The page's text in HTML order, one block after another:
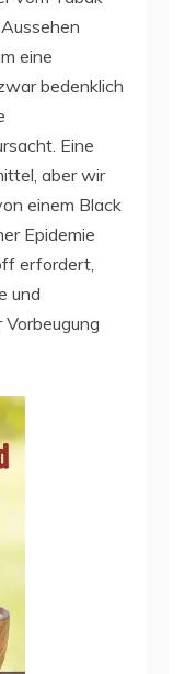
eine
bedenklich
Eine
aber wir
einem Black
Epidemie
erfordert,
und